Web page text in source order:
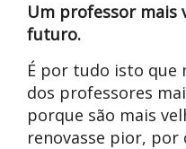
Um professor mais
futuro.
É por tudo isto que
dos professores
porque são mais
renovasse pior, por